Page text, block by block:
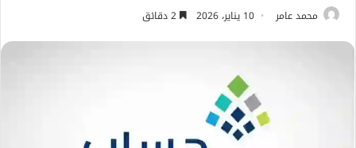
محمد عامر 10 يناير، 2026